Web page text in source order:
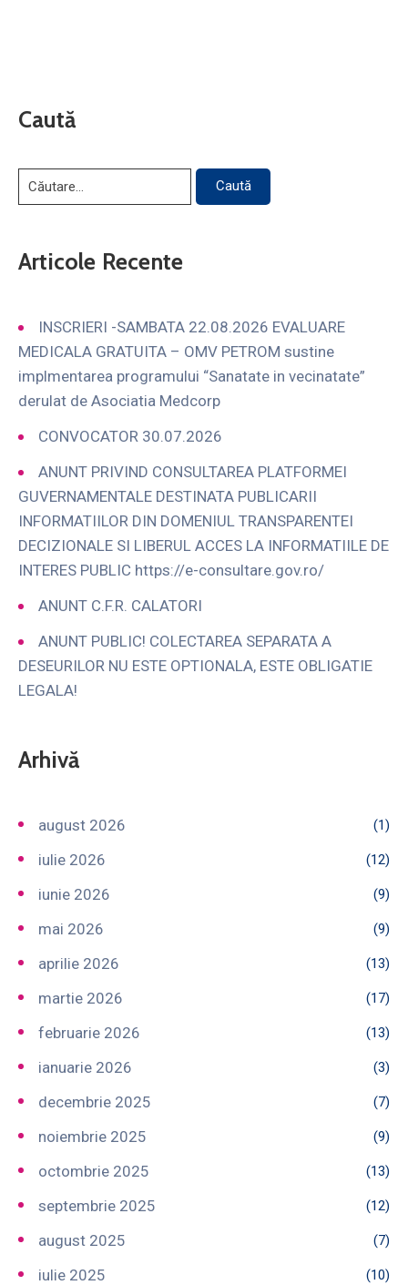
Caută
Articole Recente
INSCRIERI -SAMBATA 22.08.2026 EVALUARE
MEDICALA GRATUITA – OMV PETROM sustine
implmentarea programului “Sanatate in vecinatate”
derulat de Asociatia Medcorp
CONVOCATOR 30.07.2026
ANUNT PRIVIND CONSULTAREA PLATFORMEI
GUVERNAMENTALE DESTINATA PUBLICARII
INFORMATIILOR DIN DOMENIUL TRANSPARENTEI
DECIZIONALE SI LIBERUL ACCES LA INFORMATIILE DE
INTERES PUBLIC https://e-consultare.gov.ro/
ANUNT C.F.R. CALATORI
ANUNT PUBLIC! COLECTAREA SEPARATA A
DESEURILOR NU ESTE OPTIONALA, ESTE OBLIGATIE
LEGALA!
Arhivă
august 2026 (1)
iulie 2026 (12)
iunie 2026 (9)
mai 2026 (9)
aprilie 2026 (13)
martie 2026 (17)
februarie 2026 (13)
ianuarie 2026 (3)
decembrie 2025 (7)
noiembrie 2025 (9)
octombrie 2025 (13)
septembrie 2025 (12)
august 2025 (7)
iulie 2025 (10)